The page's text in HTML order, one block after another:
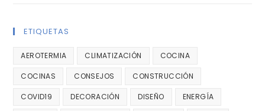
ETIQUETAS
AEROTERMIA CLIMATIZACIÓN COCINA
COCINAS CONSEJOS CONSTRUCCIÓN
COVID19 DECORACIÓN DISEÑO ENERGÍA